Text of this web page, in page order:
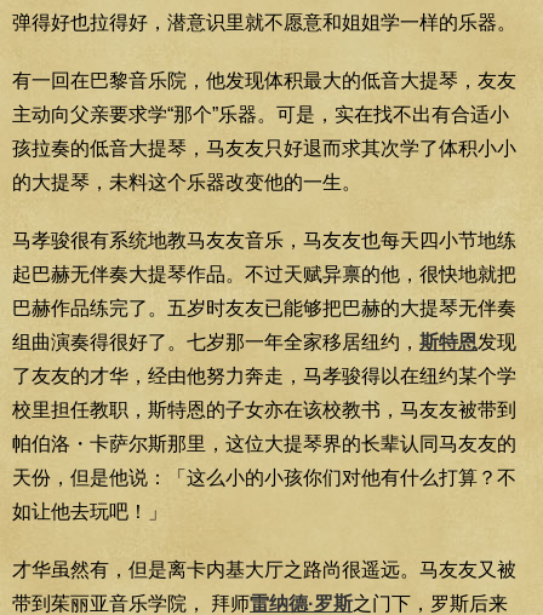
弹得好也拉得好，潜意识里就不愿意和姐姐学一样的乐器。
有一回在巴黎音乐院，他发现体积最大的低音大提琴，友友
主动向父亲要求学“那个”乐器。可是，实在找不出有合适小
孩拉奏的低音大提琴，马友友只好退而求其次学了体积小小
的大提琴，未料这个乐器改变他的一生。
马孝骏很有系统地教马友友音乐，马友友也每天四小节地练
起巴赫无伴奏大提琴作品。不过天赋异禀的他，很快地就把
巴赫作品练完了。五岁时友友已能够把巴赫的大提琴无伴奏
组曲演奏得很好了。七岁那一年全家移居纽约， 斯特恩发现
了友友的才华，经由他努力奔走，马孝骏得以在纽约某个学
校里担任教职，斯特恩的子女亦在该校教书，马友友被带到
帕伯洛・卡萨尔斯那里，这位大提琴界的长辈认同马友友的
天份，但是他说：「这么小的小孩你们对他有什么打算？不
如让他去玩吧！」
才华虽然有，但是离卡内基大厅之路尚很遥远。马友友又被
带到茱丽亚音乐学院， 拜师雷纳德·罗斯之门下，罗斯后来